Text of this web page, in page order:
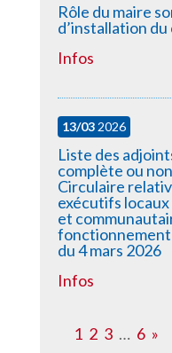
Rôle du maire
d’installation
Infos
13/032026
Liste des
complète ou
Circulaire
exécutifs
et
fonctionnement
du 4 mars 2026
Infos
1 2 3 … 6 »